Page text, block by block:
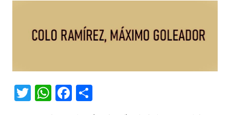
T
W Fa
o